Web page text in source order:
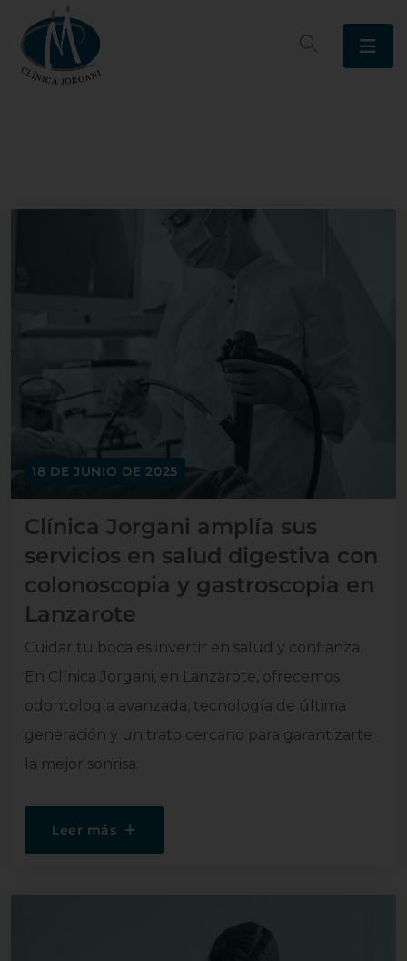
18 DE JUNIO DE 2025
Clínica Jorgani amplía sus
servicios en salud digestiva con
colonoscopia y gastroscopia en
Lanzarote
Cuidar tu boca es invertir en salud y confianza.
En Clínica Jorgani, en Lanzarote, ofrecemos
odontología avanzada, tecnología de última
generación y un trato cercano para garantizarte
la mejor sonrisa.
Leer más